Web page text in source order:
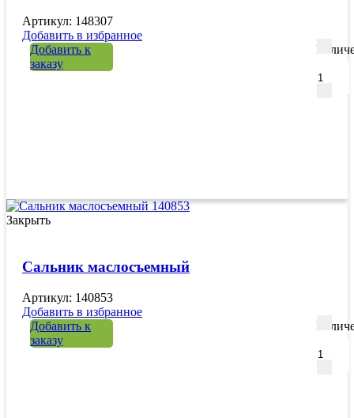
Артикул: 148307
Добавить в избранное
Добавить к
заказу
Закрыть
Сальник маслосъемный
Артикул: 140853
Добавить в избранное
Добавить к
заказу